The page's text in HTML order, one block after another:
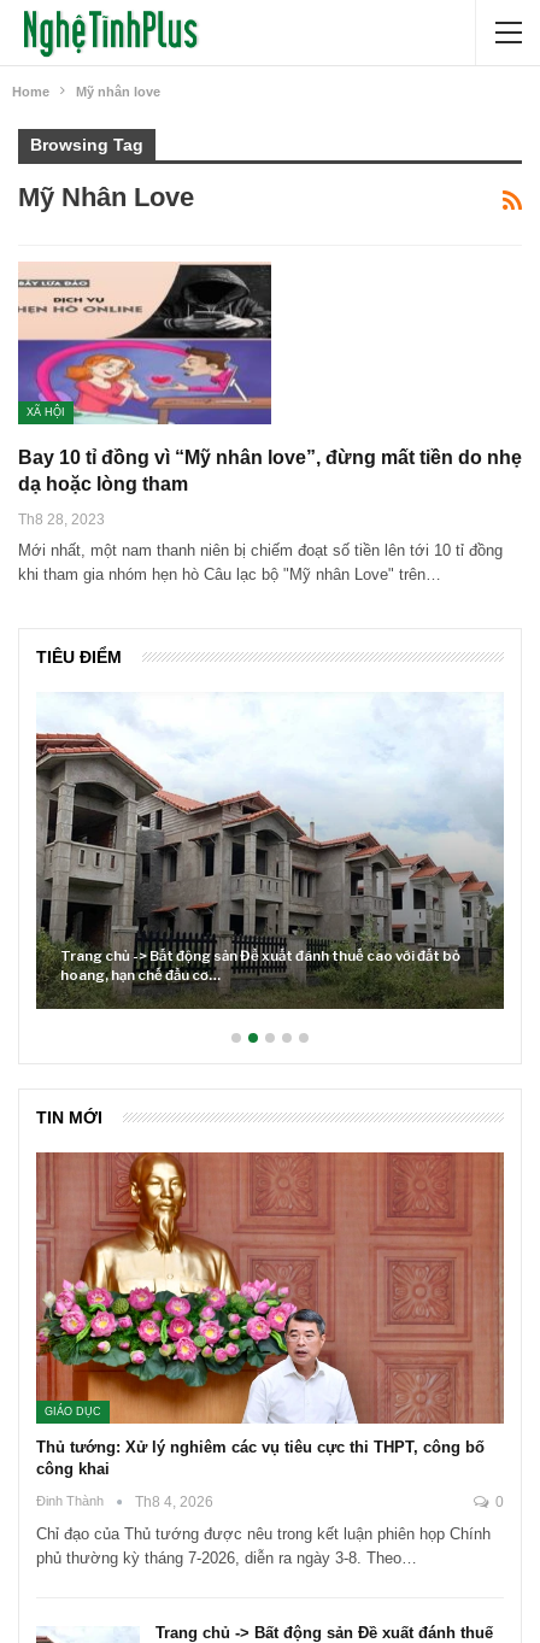
Home Mỹ nhân love
Browsing Tag
Mỹ Nhân Love
XÃ HỘI
Bay 10 tỉ đồng vì “Mỹ nhân love”, đừng mất tiền do nhẹ
dạ hoặc lòng tham
Th8 28, 2023
Mới nhất, một nam thanh niên bị chiếm đoạt số tiền lên tới 10 tỉ đồng
khi tham gia nhóm hẹn hò Câu lạc bộ "Mỹ nhân Love" trên…
TIÊU ĐIỂM
Trang chủ -> Bất động sản Đề xuất đánh thuế cao với đất bỏ
hoang, hạn chế đầu cơ…
TIN MỚI
GIÁO DỤC
Thủ tướng: Xử lý nghiêm các vụ tiêu cực thi THPT, công bố
công khai
Đinh Thành Th8 4, 2026 0
Chỉ đạo của Thủ tướng được nêu trong kết luận phiên họp Chính
phủ thường kỳ tháng 7-2026, diễn ra ngày 3-8. Theo…
Trang chủ -> Bất động sản Đề xuất đánh thuế